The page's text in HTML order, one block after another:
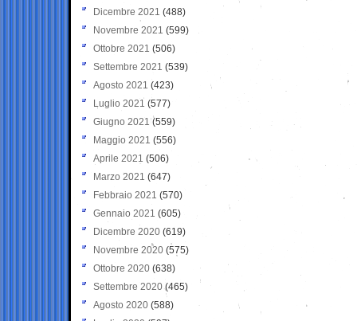
Dicembre 2021 (488)
Novembre 2021 (599)
Ottobre 2021 (506)
Settembre 2021 (539)
Agosto 2021 (423)
Luglio 2021 (577)
Giugno 2021(559)
Maggio 2021 (556)
Aprile 2021 (506)
Marzo 2021 (647)
Febbraio 2021 (570)
Gennaio 2021 (605)
Dicembre 2020 (619)
Novembre 2020 (575)
Ottobre 2020 (638)
Settembre 2020(465)
Agosto 2020 (588)